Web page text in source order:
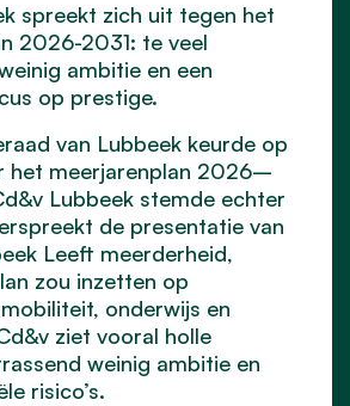
spreekt zich uit tegen het
2026-2031: te veel
ambitie en een
op prestige.
van Lubbeek keurde op
het meerjarenplan 2026–
Lubbeek stemde echter
de presentatie van
Leeft meerderheid,
zou inzetten op
onderwijs en
ziet vooral holle
weinig ambitie en
risico’s.